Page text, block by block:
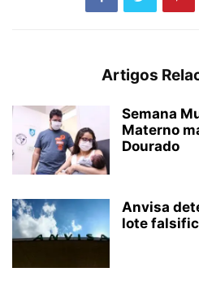
Artigos
Semana
Materno
Dourado
Anvisa
lote